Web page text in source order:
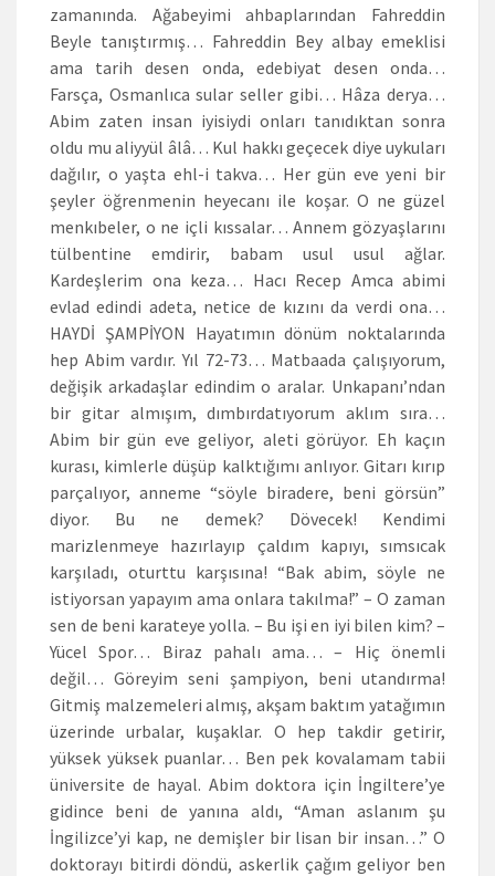
zamanında. Ağabeyimi ahbaplarından Fahreddin
Beyle tanıştırmış… Fahreddin Bey albay emeklisi
ama tarih desen onda, edebiyat desen onda…
Farsça, Osmanlıca sular seller gibi… Hâza derya…
Abim zaten insan iyisiydi onları tanıdıktan sonra
oldu mu aliyyül âlâ… Kul hakkı geçecek diye uykuları
dağılır, o yaşta ehl-i takva… Her gün eve yeni bir
şeyler öğrenmenin heyecanı ile koşar. O ne güzel
menkıbeler, o ne içli kıssalar… Annem gözyaşlarını
tülbentine emdirir, babam usul usul ağlar.
Kardeşlerim ona keza… Hacı Recep Amca abimi
evlad edindi adeta, netice de kızını da verdi ona…
HAYDİ ŞAMPİYON Hayatımın dönüm noktalarında
hep Abim vardır. Yıl 72-73… Matbaada çalışıyorum,
değişik arkadaşlar edindim o aralar. Unkapanı’ndan
bir gitar almışım, dımbırdatıyorum aklım sıra…
Abim bir gün eve geliyor, aleti görüyor. Eh kaçın
kurası, kimlerle düşüp kalktığımı anlıyor. Gitarı kırıp
parçalıyor, anneme “söyle biradere, beni görsün”
diyor. Bu ne demek? Dövecek! Kendimi
marizlenmeye hazırlayıp çaldım kapıyı, sımsıcak
karşıladı, oturttu karşısına! “Bak abim, söyle ne
istiyorsan yapayım ama onlara takılma!” – O zaman
sen de beni karateye yolla. – Bu işi en iyi bilen kim? –
Yücel Spor… Biraz pahalı ama… – Hiç önemli
değil… Göreyim seni şampiyon, beni utandırma!
Gitmiş malzemeleri almış, akşam baktım yatağımın
üzerinde urbalar, kuşaklar. O hep takdir getirir,
yüksek yüksek puanlar… Ben pek kovalamam tabii
üniversite de hayal. Abim doktora için İngiltere’ye
gidince beni de yanına aldı, “Aman aslanım şu
İngilizce’yi kap, ne demişler bir lisan bir insan…” O
doktorayı bitirdi döndü, askerlik çağım geliyor ben